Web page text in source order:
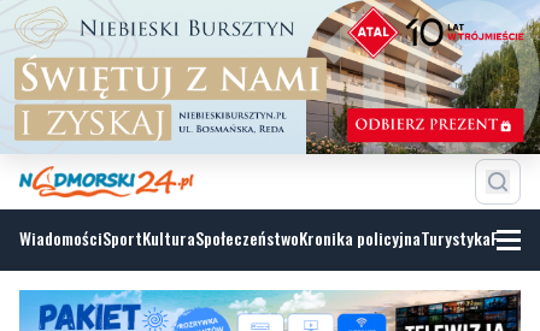
WiadomościSportKulturaSpołeczeństwoKronika policyjnaTurystyka